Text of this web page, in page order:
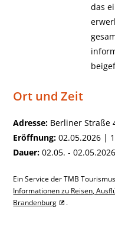
das
Ort und Zeit
Adresse: Berliner Straße
Eröffnung: 02.05.2026 |
Dauer: 02.05. - 02.05.2026
Ein Service der TMB
Informationen zu Reisen,
Brandenburg
.